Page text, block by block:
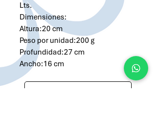
Lts.
Dimensiones:
Altura:20 cm
Peso por unidad:200 g
Profundidad:27 cm
Ancho:16 cm